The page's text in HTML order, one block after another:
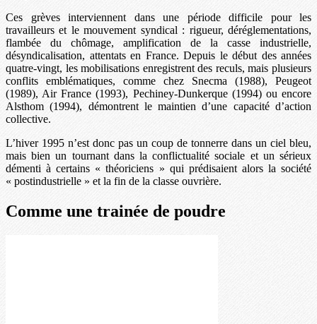
Ces grèves interviennent dans une période difficile pour les
travailleurs et le mouvement syndical : rigueur, déréglementations,
flambée du chômage, amplification de la casse industrielle,
désyndicalisation, attentats en France. Depuis le début des années
quatre-vingt, les mobilisations enregistrent des reculs, mais plusieurs
conflits emblématiques, comme chez Snecma (1988), Peugeot
(1989), Air France (1993), Pechiney-Dunkerque (1994) ou encore
Alsthom (1994), démontrent le maintien d’une capacité d’action
collective.
L’hiver 1995 n’est donc pas un coup de tonnerre dans un ciel bleu,
mais bien un tournant dans la conflictualité sociale et un sérieux
démenti à certains « théoriciens » qui prédisaient alors la société
« postindustrielle » et la fin de la classe ouvrière.
Comme une trainée de poudre